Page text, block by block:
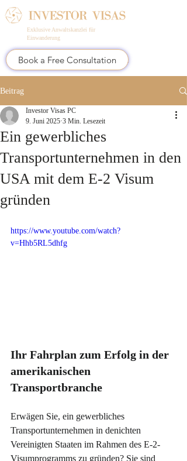
Exklusive Anwaltskanzlei für
Einwanderung
Book a Free Consultation
Beitrag
Ein gewerbliches
Transportunternehmen in den
USA mit dem E-2 Visum
gründen
Investor Visas PC
9. Juni 2025 3 Min. Lesezeit
https://www.youtube.com/watch?
v=Hhb5RL5dhfg
Ihr Fahrplan zum Erfolg in der
amerikanischen
Transportbranche
Erwägen Sie, ein gewerbliches
Transportunternehmen in denichten
Vereinigten Staaten im Rahmen des E-2-
Visumprogramms zu gründen? Sie sind